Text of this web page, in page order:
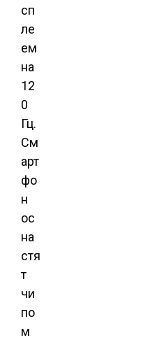
сп
ле
ем
на
12
0
Гц.
См
арт
фо
н
ос
на
стя
т
чи
по
м